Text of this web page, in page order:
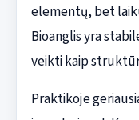
elementų, bet
Bioanglis yra
veikti kaip
Praktikoje